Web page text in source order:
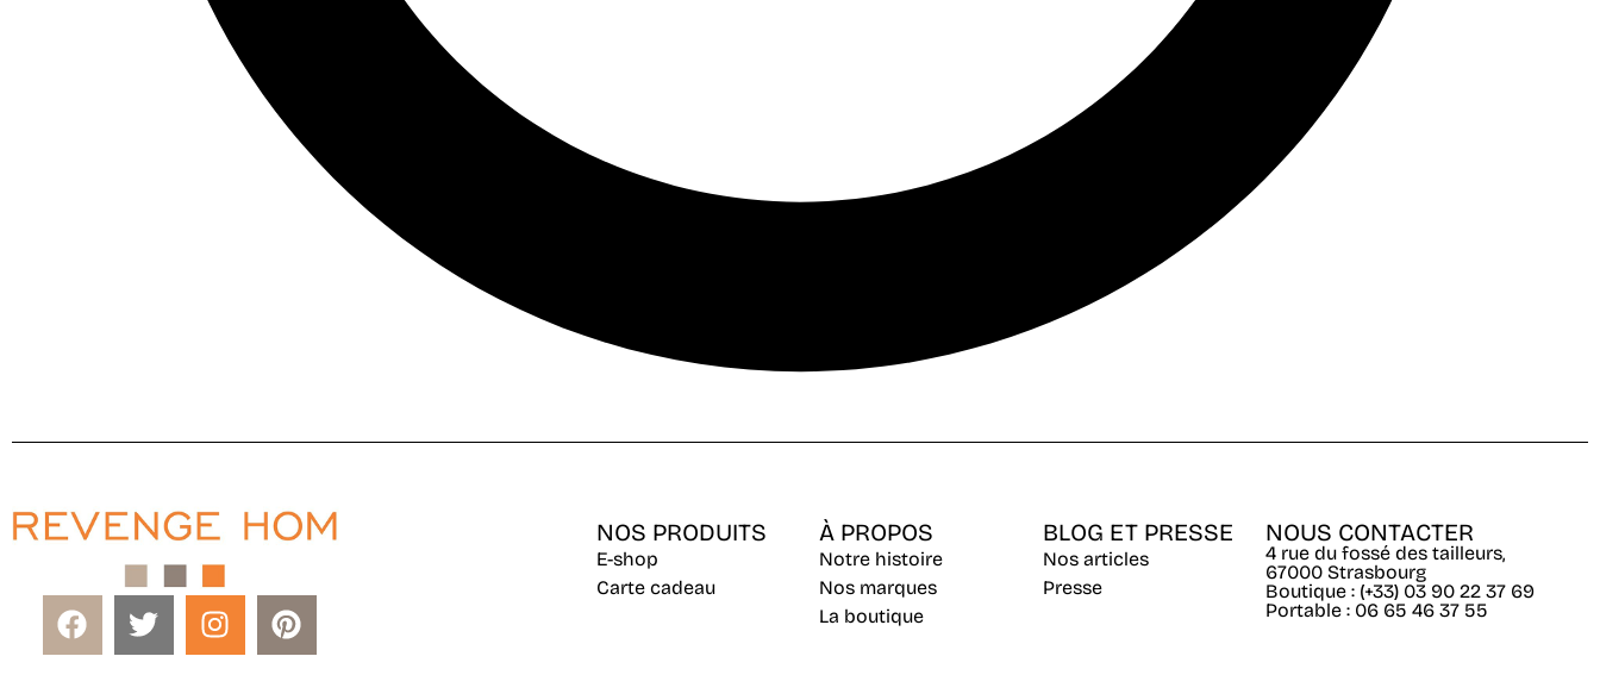
NOS PRODUITS
E-shop
Carte cadeau
À PROPOS
Notre histoire
Nos marques
La boutique
BLOG ET PRESSE
Nos articles
Presse
NOUS CONTACTER
4 rue du fossé des tailleurs,
67000 Strasbourg
Boutique : (+33) 03 90 22 37 69
Portable : 06 65 46 37 55